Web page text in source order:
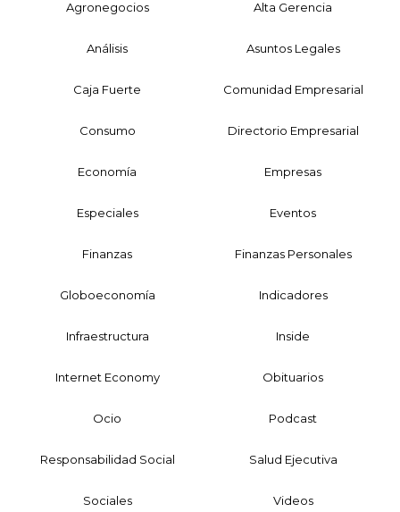
Agronegocios Alta Gerencia
Análisis Asuntos Legales
Caja Fuerte Comunidad Empresarial
Consumo Directorio Empresarial
Economía Empresas
Especiales Eventos
Finanzas Finanzas Personales
Globoeconomía Indicadores
Infraestructura Inside
Internet Economy Obituarios
Ocio Podcast
Responsabilidad Social Salud Ejecutiva
Sociales Videos